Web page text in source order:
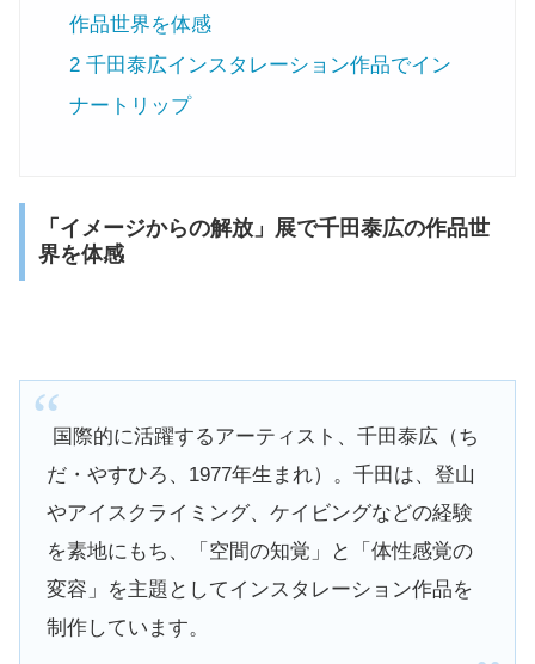
作品世界を体感
2 千田泰広インスタレーション作品でイン
ナートリップ
「イメージからの解放」展で千田泰広の作品世
界を体感
国際的に活躍するアーティスト、千田泰広（ち
だ・やすひろ、1977年生まれ）。千田は、登山
やアイスクライミング、ケイビングなどの経験
を素地にもち、「空間の知覚」と「体性感覚の
変容」を主題としてインスタレーション作品を
制作しています。